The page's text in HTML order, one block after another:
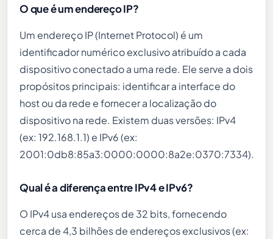
O que é um endereço IP?
Um endereço IP (Internet Protocol) é um
identificador numérico exclusivo atribuído a cada
dispositivo conectado a uma rede. Ele serve a dois
propósitos principais: identificar a interface do
host ou da rede e fornecer a localização do
dispositivo na rede. Existem duas versões: IPv4
(ex: 192.168.1.1) e IPv6 (ex:
2001:0db8:85a3:0000:0000:8a2e:0370:7334).
Qual é a diferença entre IPv4 e IPv6?
O IPv4 usa endereços de 32 bits, fornecendo
cerca de 4,3 bilhões de endereços exclusivos (ex: